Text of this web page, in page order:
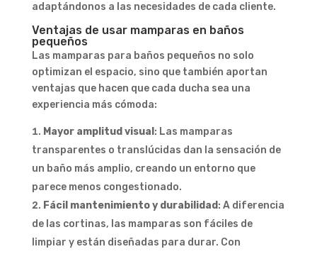
adaptándonos a las necesidades de cada cliente.
Ventajas de usar mamparas en baños
pequeños
Las mamparas para baños pequeños no solo
optimizan el espacio, sino que también aportan
ventajas que hacen que cada ducha sea una
experiencia más cómoda:
Mayor amplitud visual : Las mamparas
transparentes o translúcidas dan la sensación de
un baño más amplio, creando un entorno que
parece menos congestionado.
Fácil mantenimiento y durabilidad : A diferencia
de las cortinas, las mamparas son fáciles de
limpiar y están diseñadas para durar. Con